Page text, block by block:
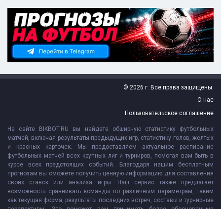
© 2026 г. Все права защищены.
О нас
Пользовательское соглашение
На сайте BIKBOT.RU вы найдете обширную статистику футбольных
матчей, включая результаты предыдущих игр, статистику голов, желтых
и красных карточек. Мы предоставляем актуальное расписание
футбольных матчей всех крупных лиг и турниров, помогая вам быть в
курсе всех предстоящих событий. Благодаря нашим бесплатным
прогнозам вы сможете получить ценную информацию для составления
своих ставок или анализа игры. Наш сервис также предлагает
возможность сравнивать команды по различным параметрам, таким
как текущая форма, результаты последних встреч, составы и турнирные